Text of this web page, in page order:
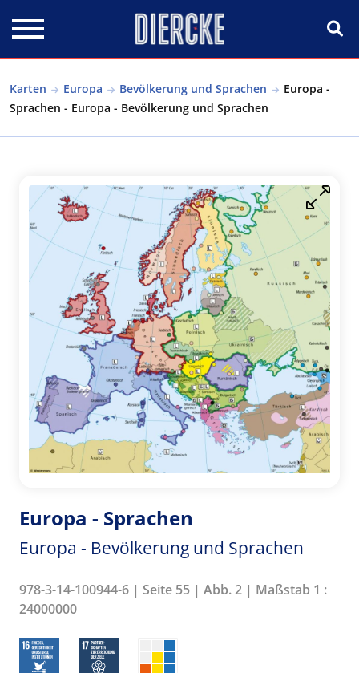
Karten Europa Bevölkerung und Sprachen
Europa -
Sprachen - Europa - Bevölkerung und Sprachen
Europa - Sprachen
Europa - Bevölkerung und Sprachen
978-3-14-100944-6 | Seite 55 | Abb. 2 | Maßstab 1 :
24000000